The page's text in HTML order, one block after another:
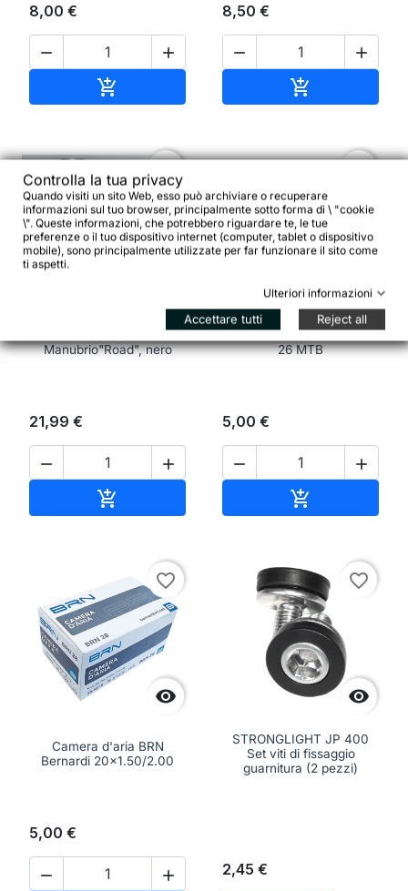
8,00 €
 

8,50 €
 

BRAVE CLASSIC Attacco
Manubrio"Road", nero
21,99 €
 


Camera d'aria Planet Air
26 MTB
5,00 €
 


favorite_border
Camera d'aria BRN
Bernardi 20x1.50/2.00
5,00 €
 

favorite_border
STRONGLIGHT JP 400
Set viti di fissaggio
guarnitura (2 pezzi)
2,45 €
Controlla la tua privacy
Quando visiti un sito Web, esso può archiviare o recuperare
informazioni sul tuo browser, principalmente sotto forma di \ "cookie
\". Queste informazioni, che potrebbero riguardare te, le tue
preferenze o il tuo dispositivo internet (computer, tablet o dispositivo
mobile), sono principalmente utilizzate per far funzionare il sito come
ti aspetti.
Ulteriori informazioni
Accettare tutti Reject all